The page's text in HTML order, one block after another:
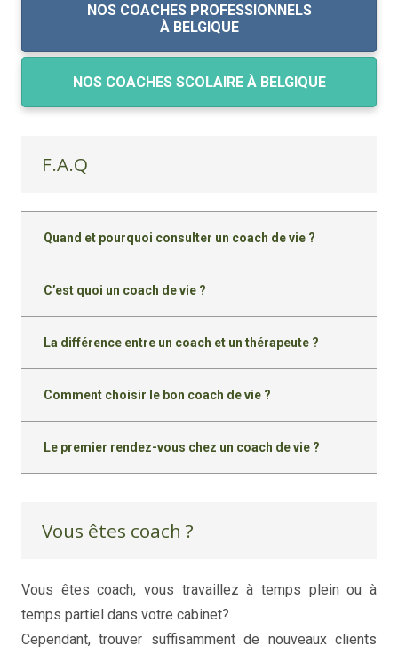
NOS COACHES PROFESSIONNELS
À BELGIQUE
NOS COACHES SCOLAIRE À BELGIQUE
F.A.Q
Quand et pourquoi consulter un coach de vie ?
C’est quoi un coach de vie ?
La différence entre un coach et un thérapeute ?
Comment choisir le bon coach de vie ?
Le premier rendez-vous chez un coach de vie ?
Vous êtes coach ?
Vous êtes coach, vous travaillez à temps plein ou à
temps partiel dans votre cabinet?
Cependant, trouver suffisamment de nouveaux clients